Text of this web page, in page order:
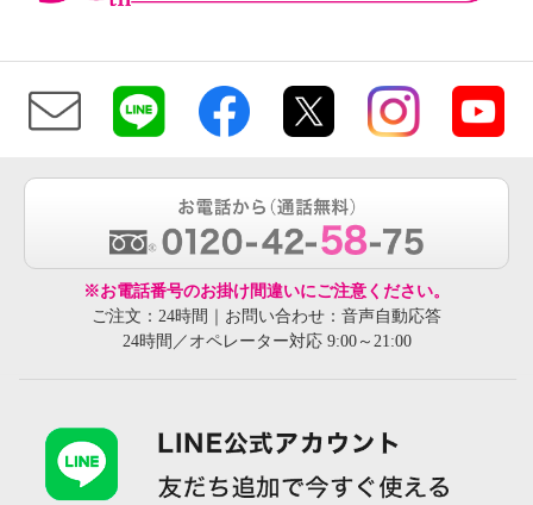
※お電話番号のお掛け間違いにご注意ください。
ご注文：24時間｜お問い合わせ：音声自動応答
24時間／オペレーター対応 9:00～21:00